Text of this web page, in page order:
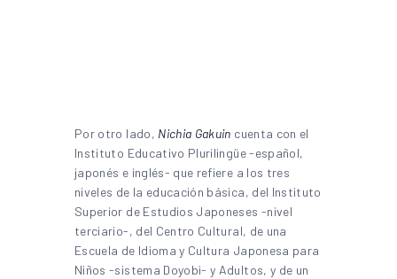
Por otro lado, Nichia Gakuin cuenta con el
Instituto Educativo Plurilingüe -español,
japonés e inglés- que refiere a los tres
niveles de la educación básica, del Instituto
Superior de Estudios Japoneses -nivel
terciario-, del Centro Cultural, de una
Escuela de Idioma y Cultura Japonesa para
Niños -sistema Doyobi- y Adultos, y de un